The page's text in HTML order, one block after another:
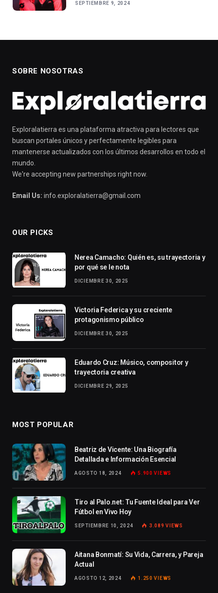
SEPTIEMBRE 9, 2024
SOBRE NOSOTRAS
Exploralatierra es una plataforma atractiva para lectores que
buscan portales únicos y perfectamente legibles para
mantenerse actualizados con los últimos desarrollos en todo el
mundo.
We're accepting new partnerships right now.
Email Us: info.exploralatierra@gmail.com
OUR PICKS
Nerea Camacho: Quién es, su trayectoria y
por qué se le nota
DICIEMBRE 30, 2025
Victoria Federica y su creciente
protagonismo público
DICIEMBRE 30, 2025
Eduardo Cruz: Músico, compositor y
trayectoria creativa
DICIEMBRE 29, 2025
MOST POPULAR
Beatriz de Vicente: Una Biografía
Detallada e Información Esencial
AGOSTO 18, 2024 5.900VIEWS
Tiro al Palo.net: Tu Fuente Ideal para Ver
Fútbol en Vivo Hoy
SEPTIEMBRE 10, 2024 3.089VIEWS
Aitana Bonmatí: Su Vida, Carrera, y Pareja
Actual
AGOSTO 12, 2024 1.250VIEWS